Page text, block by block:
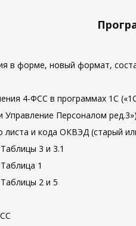
в форме, новый формат,
4-ФСС в программах 1С
Управление Персоналом
листа и кода ОКВЭД (старый
3 и 3.1
1
2 и 5